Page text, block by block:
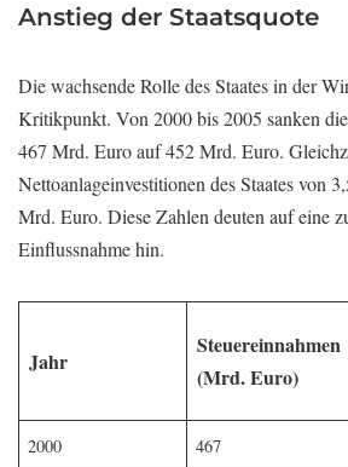
Anstieg der Staatsquote
Die wachsende Rolle des Staates in der
Kritikpunkt. Von 2000 bis 2005 sanken
467 Mrd. Euro auf 452 Mrd. Euro.
Nettoanlageinvestitionen des Staates von
Mrd. Euro. Diese Zahlen deuten auf eine
Einflussnahme hin.
Jahr
Steuereinnahmen
(Mrd. Euro)
2000 467